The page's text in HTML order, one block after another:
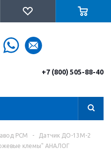
+7 (800) 505-88-40
РСМ -
Датчик ДО-13М-2
клемы" АНАЛОГ